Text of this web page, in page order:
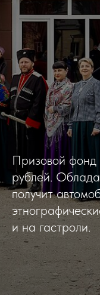
Призовой фонд
рублей.
получит
и на гастроли.